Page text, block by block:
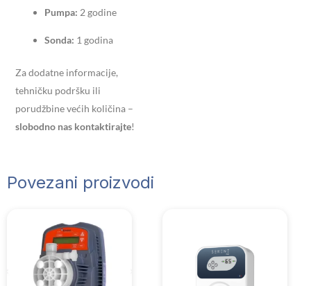
Pumpa: 2 godine
Sonda: 1 godina
Za dodatne informacije,
tehničku podršku ili
porudžbine većih količina –
slobodno nas kontaktirajte!
Povezani proizvodi